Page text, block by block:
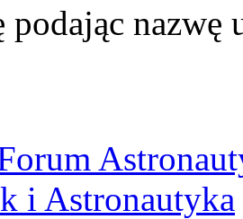
nazwę
i Astronautyka